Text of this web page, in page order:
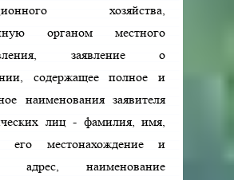
хозяйства,
органом местного
заявление о
содержащее полное и
наименования заявителя
лиц - фамилия, имя,
его местонахождение и
адрес, наименование